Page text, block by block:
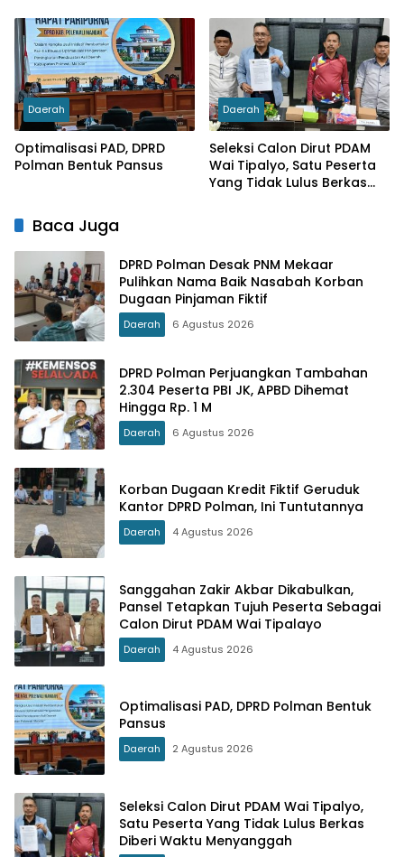
Wai Tipalayo
Daerah
Optimalisasi PAD, DPRD
Polman Bentuk Pansus
Daerah
Seleksi Calon Dirut PDAM
Wai Tipalyo, Satu Peserta
Yang Tidak Lulus Berkas
Baca Juga
DPRD Polman Desak PNM Mekaar
Pulihkan Nama Baik Nasabah Korban
Dugaan Pinjaman Fiktif
Daerah 6 Agustus 2026
DPRD Polman Perjuangkan Tambahan
2.304 Peserta PBI JK, APBD Dihemat
Hingga Rp. 1 M
Daerah 6 Agustus 2026
Korban Dugaan Kredit Fiktif Geruduk
Kantor DPRD Polman, Ini Tuntutannya
Daerah 4 Agustus 2026
Sanggahan Zakir Akbar Dikabulkan,
Pansel Tetapkan Tujuh Peserta Sebagai
Calon Dirut PDAM Wai Tipalayo
Daerah 4 Agustus 2026
Optimalisasi PAD, DPRD Polman Bentuk
Pansus
Daerah 2 Agustus 2026
Seleksi Calon Dirut PDAM Wai Tipalyo,
Satu Peserta Yang Tidak Lulus Berkas
Diberi Waktu Menyanggah